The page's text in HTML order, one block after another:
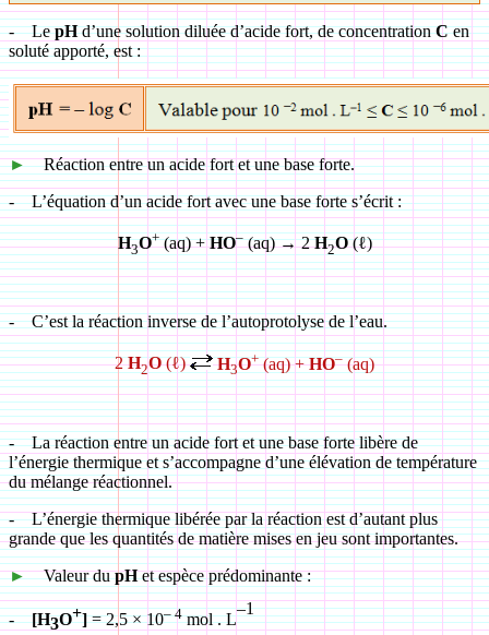
- LepHd’une solution diluée d’acide fort, de concentrationCen
soluté apporté, est :
►
Réaction entre un acide fort et une base forte.
-
L’équation d’un acide fort avec une base forte s’écrit :
H3O+(aq) +HO–(aq) → 2H2O(ℓ)
- C’est la réaction inverse de l’autoprotolyse de l’eau.
2H2O(ℓ) H3O+(aq) +HO–(aq)
-
La réaction entre un acide fort et une base forte libère de
l’énergie thermique et s’accompagne d’une élévation de température
du mélange réactionnel.
-
L’énergie thermique libérée par la réaction est d’autant plus
grande que les quantités de matière mises en jeu sont importantes.
►
Valeur dupH et espèce prédominante :
- [H3O+]= 2,5×10– 4mol . L
–1